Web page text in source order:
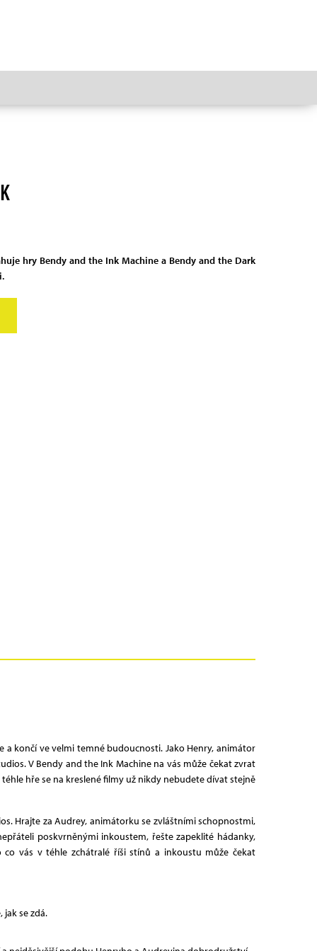
hry Bendy and the Ink Machine a Bendy and the Dark
končí ve velmi temné budoucnosti. Jako Henry, animátor
V Bendy and the Ink Machine na vás může čekat zvrat
hře se na kreslené filmy už nikdy nebudete dívat stejně
Hrajte za Audrey, animátorku se zvláštními schopnostmi,
poskvrněnými inkoustem, řešte zapeklité hádanky,
vás v téhle zchátralé říši stínů a inkoustu může čekat
se zdá.